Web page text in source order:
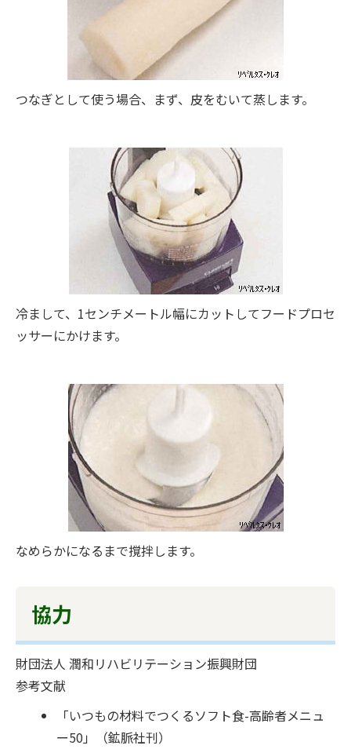
つなぎとして使う場合、まず、皮をむいて蒸します。
冷まして、1センチメートル幅にカットしてフードプロセ
ッサーにかけます。
なめらかになるまで撹拌します。
協力
財団法人 潤和リハビリテーション振興財団
参考文献
「いつもの材料でつくるソフト食-高齢者メニュ
ー50」（鉱脈社刊）